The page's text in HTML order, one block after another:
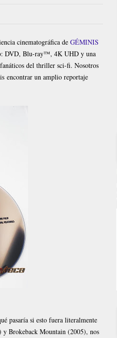
cinematográfica de GÉMINIS
DVD, Blu-ray™, 4K UHD y una
del thriller sci-fi. Nosotros
encontrar un amplio reportaje
pasaría si esto fuera literalmente
Brokeback Mountain (2005), nos